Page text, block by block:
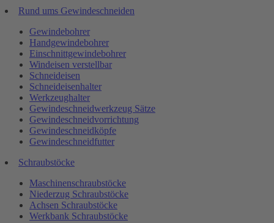
Rund ums Gewindeschneiden
Gewindebohrer
Handgewindebohrer
Einschnittgewindebohrer
Windeisen verstellbar
Schneideisen
Schneideisenhalter
Werkzeughalter
Gewindeschneidwerkzeug Sätze
Gewindeschneidvorrichtung
Gewindeschneidköpfe
Gewindeschneidfutter
Schraubstöcke
Maschinenschraubstöcke
Niederzug Schraubstöcke
Achsen Schraubstöcke
Werkbank Schraubstöcke